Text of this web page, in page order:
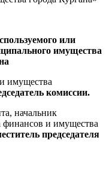
уемого или
имущества
имущества
комиссии.
начальник
финансов и имущества
председателя